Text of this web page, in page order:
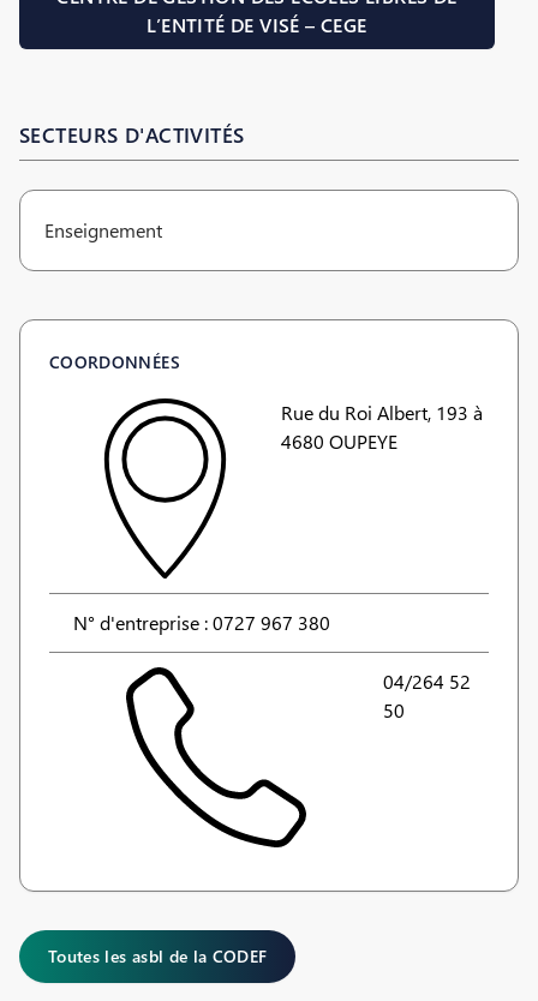
L’ENTITÉ DE VISÉ – CEGE
SECTEURS D'ACTIVITÉS
Enseignement
COORDONNÉES
Rue du Roi Albert, 193 à
4680 OUPEYE
N° d'entreprise : 0727 967 380
04/264 52
50
Toutes les asbl de la CODEF